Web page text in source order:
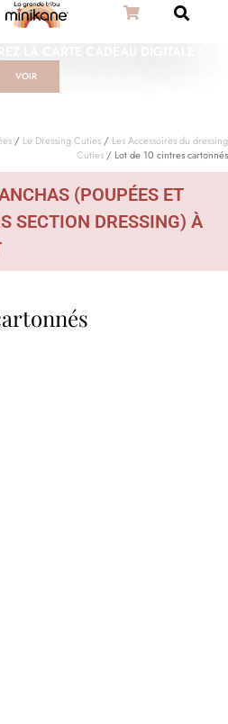
VOIR
/ Le Dressing Cuties / Les Accessoires du dressing
Cuties / Lot de 10 cintres cartonnés
(POUPÉES ET
SECTION DRESSING) À